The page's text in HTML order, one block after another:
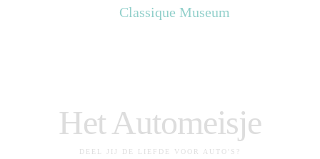
Classique Museum
Het Automeisje
DEEL JIJ DE LIEFDE VOOR AUTO'S?